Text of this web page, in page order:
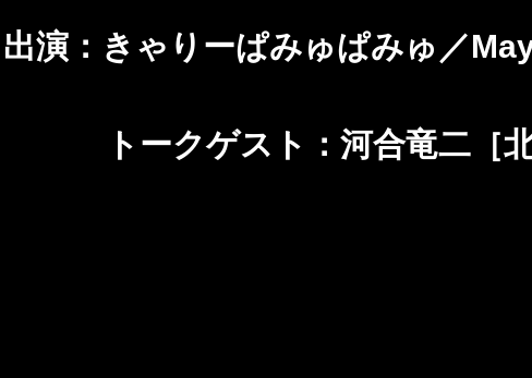
出演：きゃりーぱみゅぱみゅ／
トークゲスト：河合竜二［